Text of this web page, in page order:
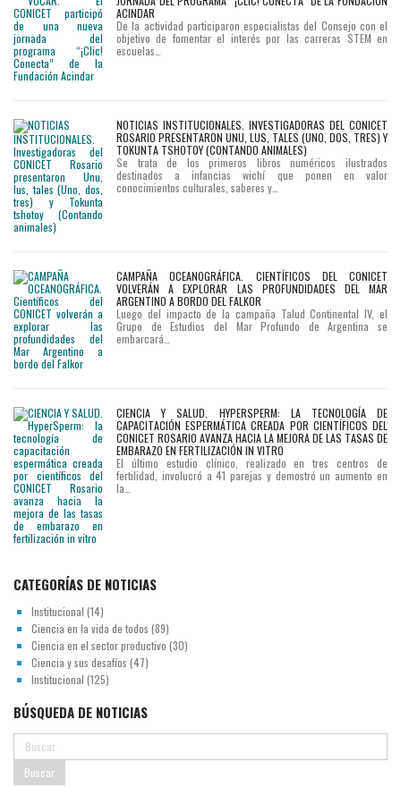
ACINDAR
De la actividad participaron especialistas del Consejo con el
objetivo de fomentar el interés por las carreras STEM en
escuelas…
NOTICIAS INSTITUCIONALES. INVESTIGADORAS DEL CONICET
ROSARIO PRESENTARON UNU, LUS, TALES (UNO, DOS, TRES) Y
TOKUNTA TSHOTOY (CONTANDO ANIMALES)
Se trata de los primeros libros numéricos ilustrados
destinados a infancias wichí que ponen en valor
conocimientos culturales, saberes y…
CAMPAÑA OCEANOGRÁFICA. CIENTÍFICOS DEL CONICET
VOLVERÁN A EXPLORAR LAS PROFUNDIDADES DEL MAR
ARGENTINO A BORDO DEL FALKOR
Luego del impacto de la campaña Talud Continental IV, el
Grupo de Estudios del Mar Profundo de Argentina se
embarcará…
CIENCIA Y SALUD. HYPERSPERM: LA TECNOLOGÍA DE
CAPACITACIÓN ESPERMÁTICA CREADA POR CIENTÍFICOS DEL
CONICET ROSARIO AVANZA HACIA LA MEJORA DE LAS TASAS DE
EMBARAZO EN FERTILIZACIÓN IN VITRO
El último estudio clínico, realizado en tres centros de
fertilidad, involucró a 41 parejas y demostró un aumento en
la…
CATEGORÍAS DE NOTICIAS
Institucional (14)
Ciencia en la vida de todos (89)
Ciencia en el sector productivo (30)
Ciencia y sus desafíos (47)
Institucional (125)
BÚSQUEDA DE NOTICIAS